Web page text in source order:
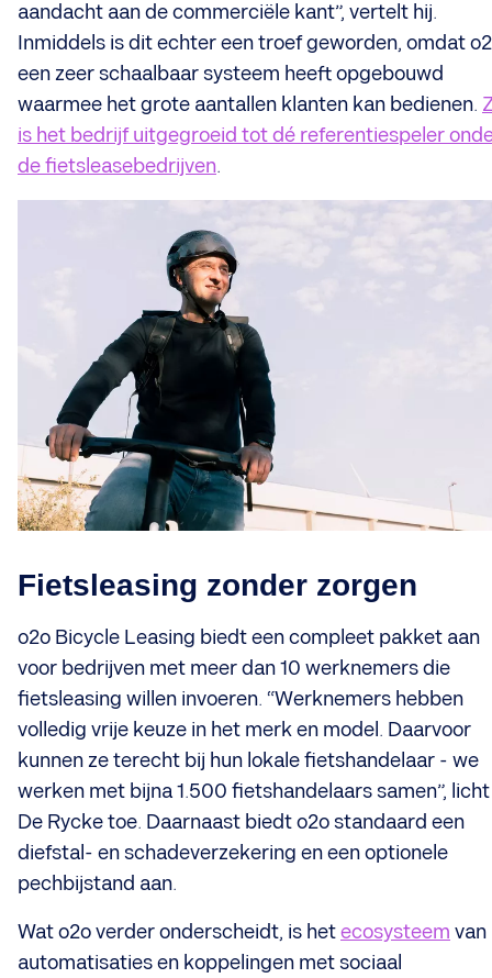
aandacht aan de commerciële kant”, vertelt hij.
Inmiddels is dit echter een troef geworden, omdat
een zeer schaalbaar systeem heeft opgebouwd
waarmee het grote aantallen klanten kan bedienen.
is het bedrijf uitgegroeid tot dé referentiespeler
de fietsleasebedrijven.
Fietsleasing zonder zorgen
o2o Bicycle Leasing biedt een compleet pakket aan
voor bedrijven met meer dan 10 werknemers die
fietsleasing willen invoeren. “Werknemers hebben
volledig vrije keuze in het merk en model. Daarvoor
kunnen ze terecht bij hun lokale fietshandelaar - we
werken met bijna 1.500 fietshandelaars samen”, licht
De Rycke toe. Daarnaast biedt o2o standaard een
diefstal- en schadeverzekering en een optionele
pechbijstand aan.
Wat o2o verder onderscheidt, is hetecosysteem van
automatisaties en koppelingen met sociaal